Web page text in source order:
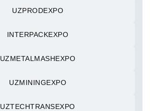
UZPRODEXPO
INTERPACKEXPO
UZMETALMASHEXPO
UZMININGEXPO
UZTECHTRANSEXPO